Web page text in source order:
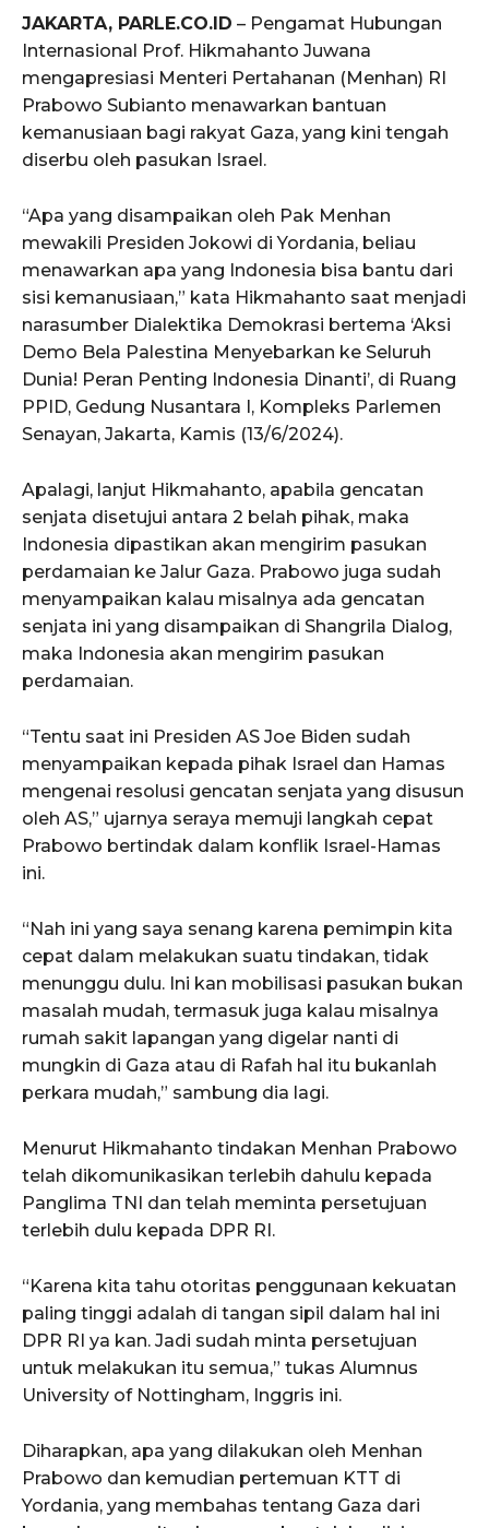
JAKARTA, PARLE.CO.ID – Pengamat Hubungan
Internasional Prof. Hikmahanto Juwana
mengapresiasi Menteri Pertahanan (Menhan) RI
Prabowo Subianto menawarkan bantuan
kemanusiaan bagi rakyat Gaza, yang kini tengah
diserbu oleh pasukan Israel.
“Apa yang disampaikan oleh Pak Menhan
mewakili Presiden Jokowi di Yordania, beliau
menawarkan apa yang Indonesia bisa bantu dari
sisi kemanusiaan,” kata Hikmahanto saat menjadi
narasumber Dialektika Demokrasi bertema ‘Aksi
Demo Bela Palestina Menyebarkan ke Seluruh
Dunia! Peran Penting Indonesia Dinanti’, di Ruang
PPID, Gedung Nusantara I, Kompleks Parlemen
Senayan, Jakarta, Kamis (13/6/2024).
Apalagi, lanjut Hikmahanto, apabila gencatan
senjata disetujui antara 2 belah pihak, maka
Indonesia dipastikan akan mengirim pasukan
perdamaian ke Jalur Gaza. Prabowo juga sudah
menyampaikan kalau misalnya ada gencatan
senjata ini yang disampaikan di Shangrila Dialog,
maka Indonesia akan mengirim pasukan
perdamaian.
“Tentu saat ini Presiden AS Joe Biden sudah
menyampaikan kepada pihak Israel dan Hamas
mengenai resolusi gencatan senjata yang disusun
oleh AS,” ujarnya seraya memuji langkah cepat
Prabowo bertindak dalam konflik Israel-Hamas
ini.
“Nah ini yang saya senang karena pemimpin kita
cepat dalam melakukan suatu tindakan, tidak
menunggu dulu. Ini kan mobilisasi pasukan bukan
masalah mudah, termasuk juga kalau misalnya
rumah sakit lapangan yang digelar nanti di
mungkin di Gaza atau di Rafah hal itu bukanlah
perkara mudah,” sambung dia lagi.
Menurut Hikmahanto tindakan Menhan Prabowo
telah dikomunikasikan terlebih dahulu kepada
Panglima TNI dan telah meminta persetujuan
terlebih dulu kepada DPR RI.
“Karena kita tahu otoritas penggunaan kekuatan
paling tinggi adalah di tangan sipil dalam hal ini
DPR RI ya kan. Jadi sudah minta persetujuan
untuk melakukan itu semua,” tukas Alumnus
University of Nottingham, Inggris ini.
Diharapkan, apa yang dilakukan oleh Menhan
Prabowo dan kemudian pertemuan KTT di
Yordania, yang membahas tentang Gaza dari